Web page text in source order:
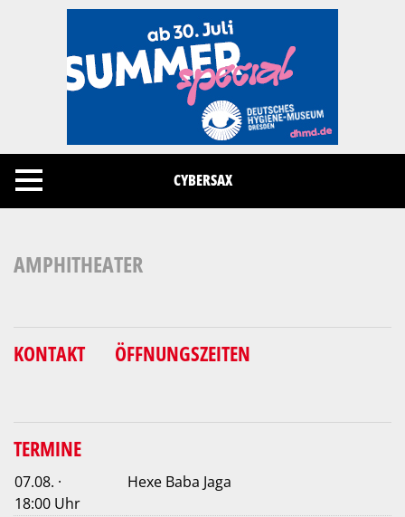
CYBERSAX
AMPHITHEATER
KONTAKT ÖFFNUNGSZEITEN
TERMINE
07.08. ·
18:00 Uhr
Hexe Baba Jaga
Cookies management panel